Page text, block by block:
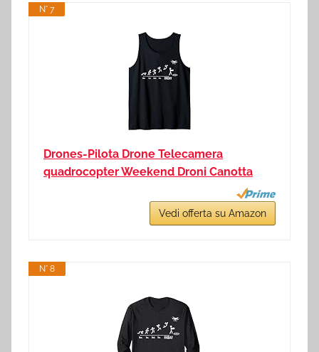
N° 7
Drones-Pilota Drone Telecamera
quadrocopter Weekend Droni Canotta
Vedi offerta su Amazon
N° 8